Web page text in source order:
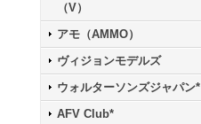
（V）
アモ（AMMO）
ヴィジョンモデルズ
ウォルターソンズジャパン*
AFV Club*